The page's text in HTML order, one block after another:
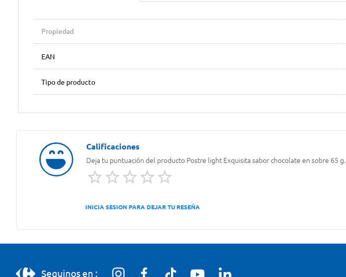
Propiedad
EAN
Tipo de producto
Deja tu puntuación del producto Postre light Exquisita sabor chocolate en sobre 65 g.
INICIA SESION PARA DEJAR TU RESEÑA
Seguinos en :